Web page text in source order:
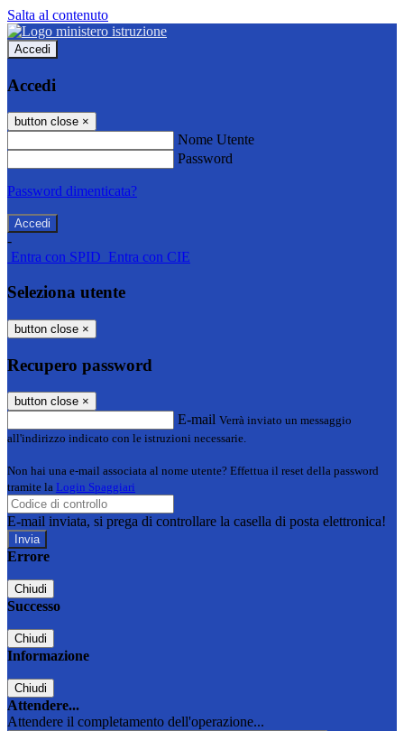
Salta al contenuto
Accedi
Accedi
button close ×
Nome Utente
Password
Password dimenticata?
-
Entra con SPID Entra con CIE
Seleziona utente
button close ×
Recupero password
button close ×
E-mail Verrà inviato un messaggio
all'indirizzo indicato con le istruzioni necessarie.
Non hai una e-mail associata al nome utente? Effettua il reset della password
tramite la Login Spaggiari
E-mail inviata, si prega di controllare la casella di posta elettronica!
Errore
Chiudi
Successo
Chiudi
Informazione
Chiudi
Attendere...
Attendere il completamento dell'operazione...